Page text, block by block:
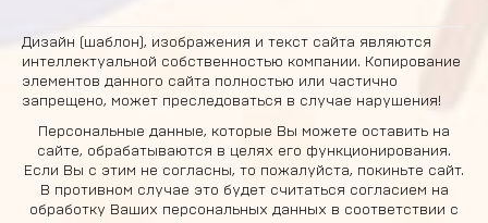
Дизайн (шаблон), изображения и текст сайта являются
интеллектуальной собственностью компании. Копирование
элементов данного сайта полностью или частично
запрещено, может преследоваться в случае нарушения!
Персональные данные, которые Вы можете оставить на
сайте, обрабатываются в целях его функционирования.
Если Вы с этим не согласны, то пожалуйста, покиньте сайт.
В противном случае это будет считаться согласием на
обработку Ваших персональных данных в соответствии с